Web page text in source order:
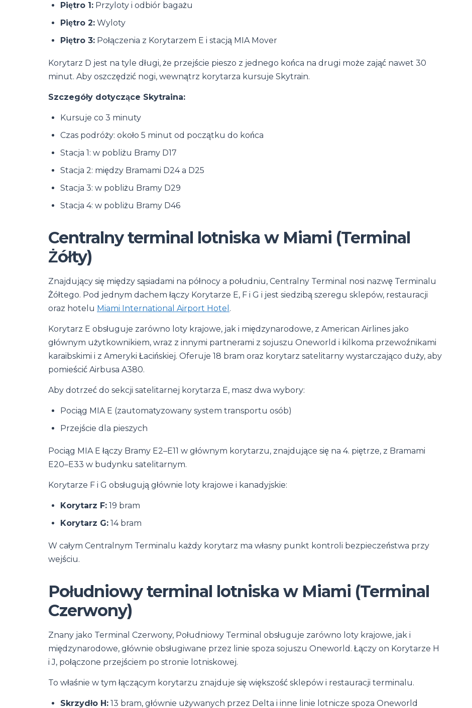
Piętro 1: Przyloty i odbiór bagażu
Piętro 2: Wyloty
Piętro 3: Połączenia z Korytarzem E i stacją MIA Mover
Korytarz D jest na tyle długi, że przejście pieszo z jednego końca na drugi może zająć nawet 30
minut. Aby oszczędzić nogi, wewnątrz korytarza kursuje Skytrain.
Szczegóły dotyczące Skytraina:
Kursuje co 3 minuty
Czas podróży: około 5 minut od początku do końca
Stacja 1: w pobliżu Bramy D17
Stacja 2: między Bramami D24 a D25
Stacja 3: w pobliżu Bramy D29
Stacja 4: w pobliżu Bramy D46
Centralny terminal lotniska w Miami (Terminal
Żółty)
Znajdujący się między sąsiadami na północy a południu, Centralny Terminal nosi nazwę Terminalu
Żółtego. Pod jednym dachem łączy Korytarze E, F i G i jest siedzibą szeregu sklepów, restauracji
oraz hotelu Miami International Airport Hotel .
Korytarz E obsługuje zarówno loty krajowe, jak i międzynarodowe, z American Airlines jako
głównym użytkownikiem, wraz z innymi partnerami z sojuszu Oneworld i kilkoma przewoźnikami
karaibskimi i z Ameryki Łacińskiej. Oferuje 18 bram oraz korytarz satelitarny wystarczająco duży, aby
pomieścić Airbusa A380.
Aby dotrzeć do sekcji satelitarnej korytarza E, masz dwa wybory:
Pociąg MIA E (zautomatyzowany system transportu osób)
Przejście dla pieszych
Pociąg MIA E łączy Bramy E2–E11 w głównym korytarzu, znajdujące się na 4. piętrze, z Bramami
E20–E33 w budynku satelitarnym.
Korytarze F i G obsługują głównie loty krajowe i kanadyjskie:
Korytarz F: 19 bram
Korytarz G: 14 bram
W całym Centralnym Terminalu każdy korytarz ma własny punkt kontroli bezpieczeństwa przy
wejściu.
Południowy terminal lotniska w Miami (Terminal
Czerwony)
Znany jako Terminal Czerwony, Południowy Terminal obsługuje zarówno loty krajowe, jak i
międzynarodowe, głównie obsługiwane przez linie spoza sojuszu Oneworld. Łączy on Korytarze H
i J, połączone przejściem po stronie lotniskowej.
To właśnie w tym łączącym korytarzu znajduje się większość sklepów i restauracji terminalu.
Skrzydło H: 13 bram, głównie używanych przez Delta i inne linie lotnicze spoza Oneworld